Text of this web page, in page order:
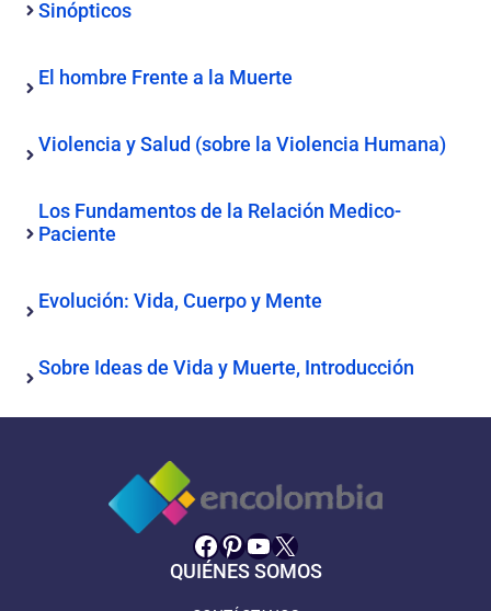
Sinópticos
El hombre Frente a la Muerte
Violencia y Salud (sobre la Violencia Humana)
Los Fundamentos de la Relación Medico-
Paciente
Evolución: Vida, Cuerpo y Mente
Sobre Ideas de Vida y Muerte, Introducción
Facebook
Pinterest
YouTube
X
QUIÉNES SOMOS